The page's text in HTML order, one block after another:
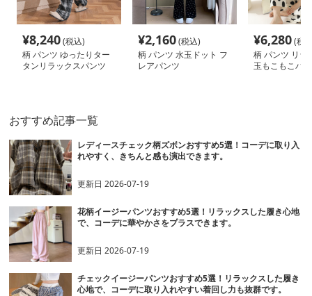
¥8,240(税込)
柄 パンツ ゆったりター
タンリラックスパンツ
¥2,160(税込)
柄 パンツ 水玉ドット フ
レアパンツ
¥6,280(税
柄 パンツ リラ
玉もこもこパ
おすすめ記事一覧
レディースチェック柄ズボンおすすめ5選！コーデに取り入
れやすく、きちんと感も演出できます。
更新日2026-07-19
花柄イージーパンツおすすめ5選！リラックスした履き心地
で、コーデに華やかさをプラスできます。
更新日2026-07-19
チェックイージーパンツおすすめ5選！リラックスした履き
心地で、コーデに取り入れやすい着回し力も抜群です。